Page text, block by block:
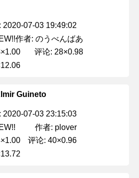
2020-07-03 19:49:02
作者: のうべんばあ
评论: 28×0.98
Guineto
2020-07-03 23:15:03
作者: plover
评论: 40×0.96